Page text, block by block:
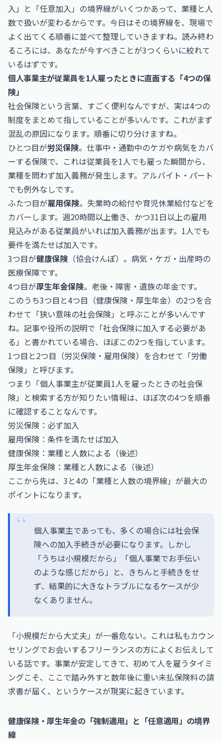
入」と「任意加入」の境界線がいくつかあって、業種と人
数で扱いが変わるからです。今日はその境界線を、現場で
よく出てくる順番に並べて整理していきますね。読み終わ
るころには、あなたが今すべきことが3つくらいに絞れて
いるはずです。
個人事業主が従業員を1人雇ったときに直面する「4つの保
険」
社会保険という言葉、すごく便利なんですが、実は4つの
制度をまとめて指していることが多いんです。これがまず
混乱の原因になります。順番に切り分けますね。
ひとつ目が労災保険。仕事中・通勤中のケガや病気をカバ
ーする保険で、これは従業員を1人でも雇った瞬間から、
業種を問わず加入義務が発生します。アルバイト・パート
でも例外なしです。
ふたつ目が雇用保険。失業時の給付や育児休業給付などを
カバーします。週20時間以上働き、かつ31日以上の雇用
見込みがある従業員がいれば加入義務が出ます。1人でも
要件を満たせば加入です。
3つ目が健康保険 （協会けんぽ）。病気・ケガ・出産時の
医療保障です。
4つ目が厚生年金保険。老後・障害・遺族の年金です。
このうち3つ目と4つ目（健康保険・厚生年金）の2つを合
わせて「狭い意味の社会保険」と呼ぶことが多いんです
ね。記事や役所の説明で「社会保険に加入する必要があ
る」と書かれている場合、ほぼこの2つを指しています。
1つ目と2つ目（労災保険・雇用保険）を合わせて「労働
保険」と呼びます。
つまり「個人事業主が従業員1人を雇ったときの社会保
険」と検索する方が知りたい情報は、ほぼ次の4つを順番
に確認することなんです。
労災保険：必ず加入
雇用保険：条件を満たせば加入
健康保険：業種と人数による（後述）
厚生年金保険：業種と人数による（後述）
ここから先は、3と4の「業種と人数の境界線」が最大の
ポイントになります。
個人事業主であっても、多くの場合には社会保
険への加入手続きが必要になります。しかし
「うちは小規模だから」「個人事業でお手伝い
のような感じだから」と、きちんと手続きをせ
ず、結果的に大きなトラブルになるケースが少
なくありません。
「小規模だから大丈夫」が一番危ない。これは私もカウン
セリングでお会いするフリーランスの方によくお伝えして
いる話です。事業が安定してきて、初めて人を雇うタイミ
ングこそ、ここで踏み外すと数年後に重い未払保険料の請
求書が届く、というケースが現実に起きています。
健康保険・厚生年金の「強制適用」と「任意適用」の境界
線